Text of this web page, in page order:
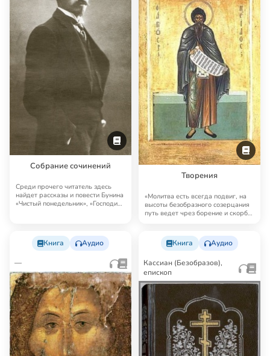
Собрание сочинений
Среди прочего читатель здесь
найдет рассказы и повести Бунина
«Чистый понедельник», «Господин
Творения
«Молитва есть всегда подвиг, на
высоты безобразного созерцания
путь ведет чрез борение и скорбь;
Книга Аудио
—
Книга Аудио
Кассиан (Безобразов),
епископ